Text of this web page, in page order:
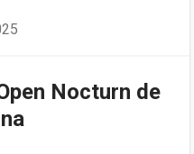
Nocturn de